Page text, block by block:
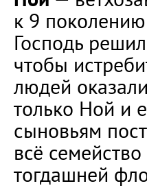
к 9
Господь
чтобы
людей
только Ной и
сыновьям
всё
тогдашней